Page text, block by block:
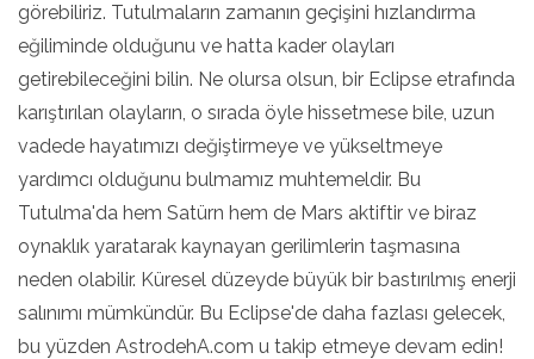
görebiliriz. Tutulmaların zamanın geçişini hızlandırma
eğiliminde olduğunu ve hatta kader olayları
getirebileceğini bilin. Ne olursa olsun, bir Eclipse etrafında
karıştırılan olayların, o sırada öyle hissetmese bile, uzun
vadede hayatımızı değiştirmeye ve yükseltmeye
yardımcı olduğunu bulmamız muhtemeldir. Bu
Tutulma'da hem Satürn hem de Mars aktiftir ve biraz
oynaklık yaratarak kaynayan gerilimlerin taşmasına
neden olabilir. Küresel düzeyde büyük bir bastırılmış enerji
salınımı mümkündür. Bu Eclipse'de daha fazlası gelecek,
bu yüzden AstrodehA.com u takip etmeye devam edin!